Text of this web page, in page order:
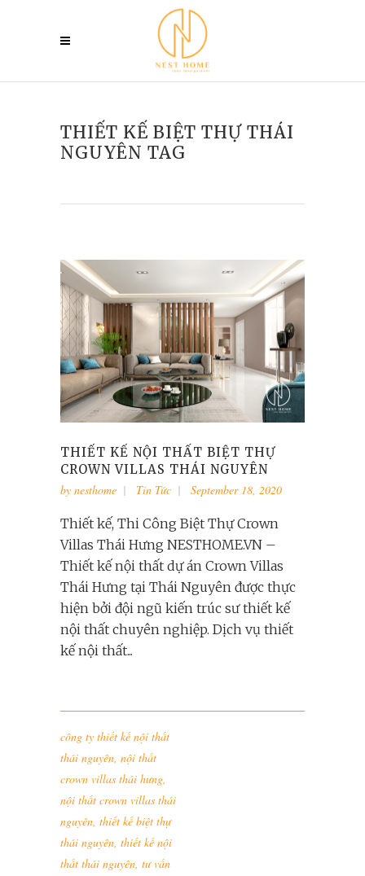
THIẾT KẾ BIỆT THỰ THÁI
NGUYÊN TAG
THIẾT KẾ NỘI THẤT BIỆT THỰ
CROWN VILLAS THÁI NGUYÊN
by nesthome Tin Tức September 18, 2020
Thiết kế, Thi Công Biệt Thự Crown
Villas Thái Hưng NESTHOME.VN –
Thiết kế nội thất dự án Crown Villas
Thái Hưng tại Thái Nguyên được thực
hiện bởi đội ngũ kiến trúc sư thiết kế
nội thất chuyên nghiệp. Dịch vụ thiết
kế nội thất...
công ty thiết kế nội thất
thái nguyên, nội thất
crown villas thái hưng,
nội thất crown villas thái
nguyên, thiết kế biệt thự
thái nguyên, thiết kế nội
thất thái nguyên, tư vấn